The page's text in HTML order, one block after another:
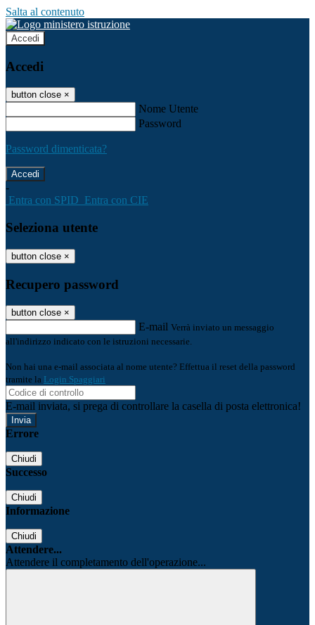
Salta al contenuto
Accedi
Accedi
button close ×
Nome Utente
Password
Password dimenticata?
-
Entra con SPID Entra con CIE
Seleziona utente
button close ×
Recupero password
button close ×
E-mail Verrà inviato un messaggio
all'indirizzo indicato con le istruzioni necessarie.
Non hai una e-mail associata al nome utente? Effettua il reset della password
tramite la Login Spaggiari
E-mail inviata, si prega di controllare la casella di posta elettronica!
Errore
Chiudi
Successo
Chiudi
Informazione
Chiudi
Attendere...
Attendere il completamento dell'operazione...